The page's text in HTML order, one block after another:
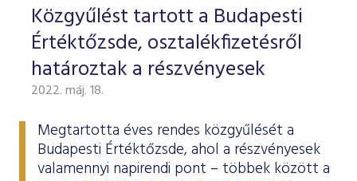
Közgyűlést tartott a Budapesti
Értéktőzsde, osztalékfizetésről
határoztak a részvényesek
2022. máj. 18.
Megtartotta éves rendes közgyűlését a
Budapesti Értéktőzsde, ahol a részvényesek
valamennyi napirendi pont – többek között a